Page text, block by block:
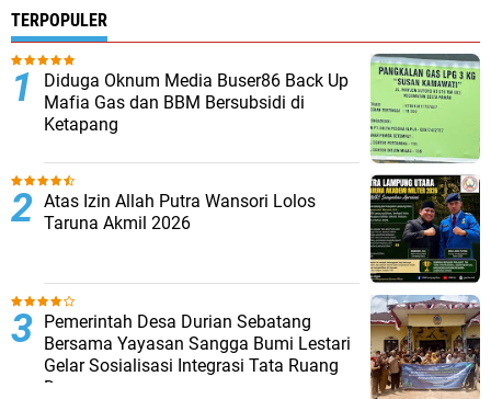
TERPOPULER
Diduga Oknum Media Buser86 Back Up
Mafia Gas dan BBM Bersubsidi di
Ketapang
Atas Izin Allah Putra Wansori Lolos
Taruna Akmil 2026
Pemerintah Desa Durian Sebatang
Bersama Yayasan Sangga Bumi Lestari
Gelar Sosialisasi Integrasi Tata Ruang
Desa